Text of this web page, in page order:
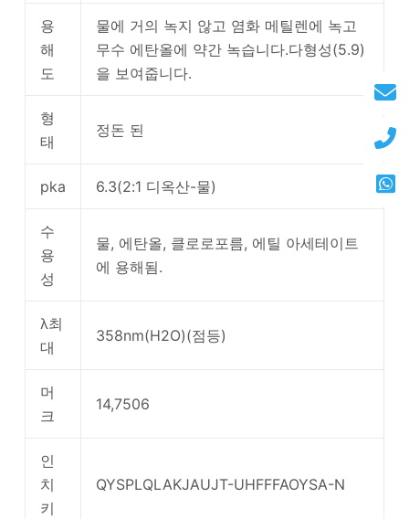
용
해
도
물에 거의 녹지 않고 염화 메틸렌에 녹고
무수 에탄올에 약간 녹습니다.다형성(5.9)
을 보여줍니다.
형
태
정돈 된
pka 6.3(2:1 디옥산-물)
수
용
성
물, 에탄올, 클로로포름, 에틸 아세테이트
에 용해됨.
λ최
대
358nm(H2O)(점등)
머
크
14,7506
인
치
키
QYSPLQLAKJAUJT-UHFFFAOYSA-N